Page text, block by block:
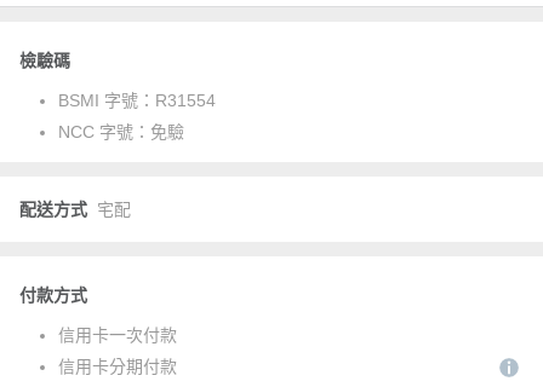
檢驗碼
BSMI 字號： R31554
NCC 字號： 免驗
配送方式 宅配
付款方式
信用卡一次付款
信用卡分期付款